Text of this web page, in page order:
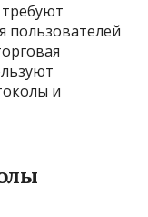
пользователей
и